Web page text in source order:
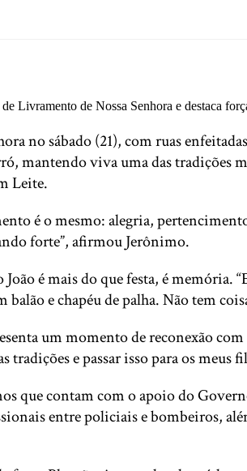
no sábado (21), com ruas
mantendo viva uma das
Leite.
é o mesmo: alegria,
forte”, afirmou Jerônimo.
é mais do que festa, é
e chapéu de palha. Não tem
um momento de reconexão
tradições e passar isso para os
que contam com o apoio do
entre policiais e bombeiros,